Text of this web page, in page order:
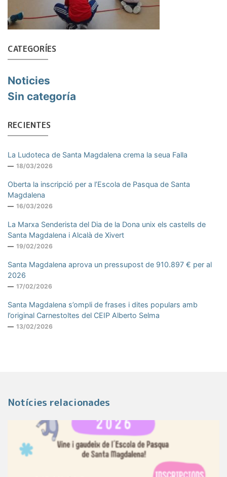
CATEGORÍES
Noticies
Sin categoría
RECIENTES
La Ludoteca de Santa Magdalena crema la seua Falla
18/03/2026
Oberta la inscripció per a l’Escola de Pasqua de Santa
Magdalena
16/03/2026
La Marxa Senderista del Dia de la Dona unix els castells de
Santa Magdalena i Alcalà de Xivert
19/02/2026
Santa Magdalena aprova un pressupost de 910.897 € per al
2026
17/02/2026
Santa Magdalena s’ompli de frases i dites populars amb
l’original Carnestoltes del CEIP Alberto Selma
13/02/2026
Notícies relacionades